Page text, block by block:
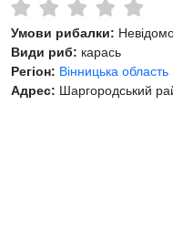
Умови рибалки:
Види риб: карась
Регіон: Вінницька область
Адрес: Шаргородський